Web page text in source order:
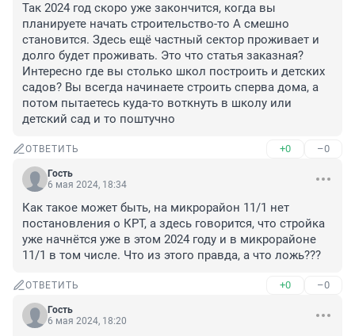
Так 2024 год скоро уже закончится, когда вы
планируете начать строительство-то А смешно
становится. Здесь ещё частный сектор проживает и
долго будет проживать. Это что статья заказная?
Интересно где вы столько школ построить и детских
садов? Вы всегда начинаете строить сперва дома, а
потом пытаетесь куда-то воткнуть в школу или
детский сад и то поштучно
ОТВЕТИТЬ +0 –0
Гость
6 мая 2024, 18:34
Как такое может быть, на микрорайон 11/1 нет
постановления о КРТ, а здесь говорится, что стройка
уже начнётся уже в этом 2024 году и в микрорайоне
11/1 в том числе. Что из этого правда, а что ложь???
ОТВЕТИТЬ +0 –0
Гость
6 мая 2024, 18:20